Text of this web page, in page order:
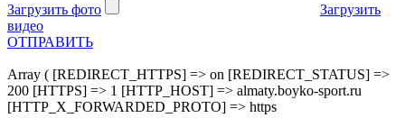
Загрузить фото
Загрузить
видео
ОТПРАВИТЬ
Array ( [REDIRECT_HTTPS] => on [REDIRECT_STATUS] =>
200 [HTTPS] => 1 [HTTP_HOST] => almaty.boyko-sport.ru
[HTTP_X_FORWARDED_PROTO] => https